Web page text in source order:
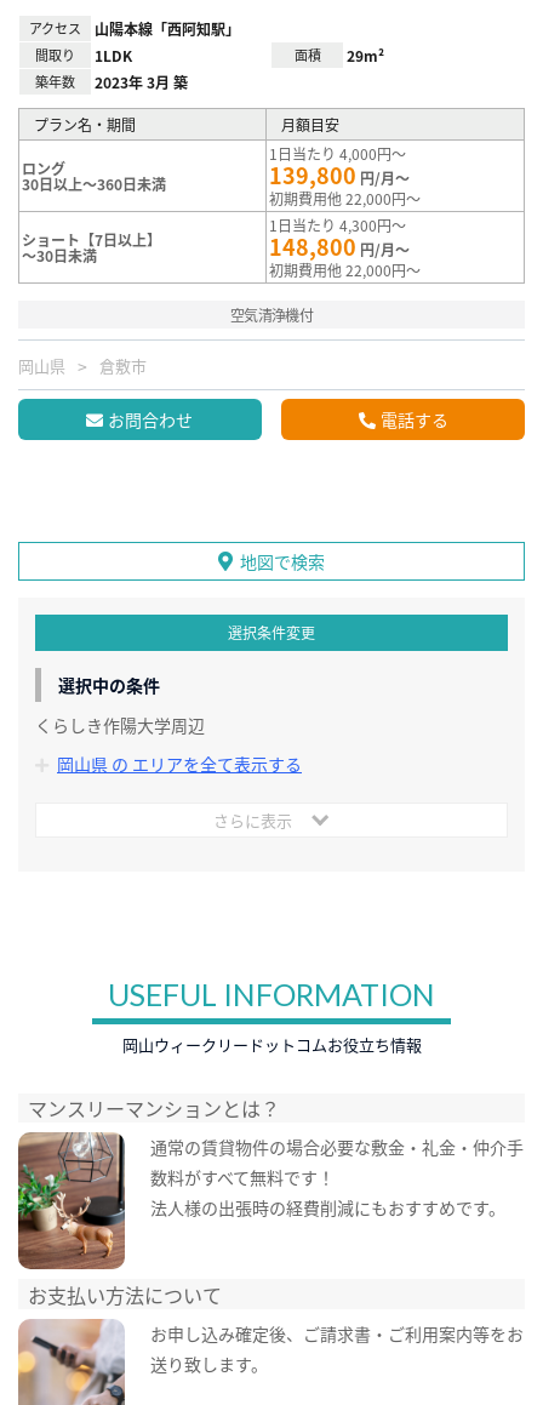
アクセス 山陽本線「西阿知駅」
間取り 1LDK 面積 29m²
築年数 2023年 3月 築
プラン名・期間 月額目安
ロング
30日以上～360日未満
1日当たり 4,000円～
139,800 円/月～
初期費用他 22,000円～
ショート【7日以上】
～30日未満
1日当たり 4,300円～
148,800 円/月～
初期費用他 22,000円～
空気清浄機付
岡山県 倉敷市
お問合わせ 電話する
地図で検索
選択条件変更
選択中の条件
くらしき作陽大学周辺
岡山県 の エリアを全て表示する
さらに表示
USEFUL INFORMATION
岡山ウィークリードットコムお役立ち情報
マンスリーマンションとは？
通常の賃貸物件の場合必要な敷金・礼金・仲介手
数料がすべて無料です！
法人様の出張時の経費削減にもおすすめです。
お支払い方法について
お申し込み確定後、ご請求書・ご利用案内等をお
送り致します。